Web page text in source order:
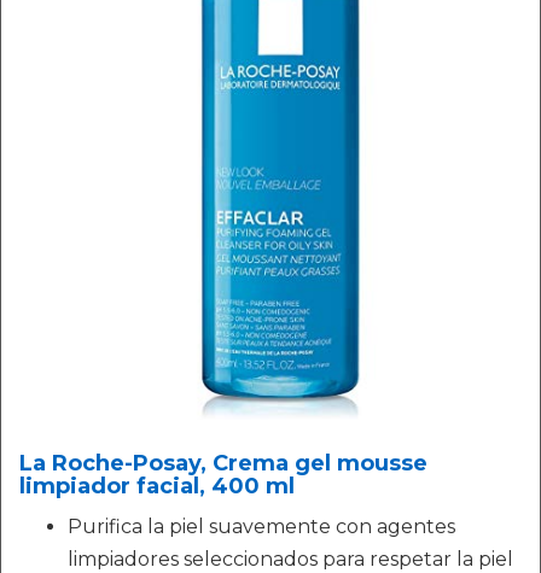
La Roche-Posay, Crema gel mousse
limpiador facial, 400 ml
Purifica la piel suavemente con agentes
limpiadores seleccionados para respetar la piel